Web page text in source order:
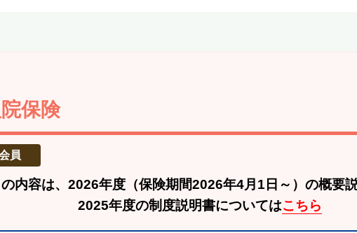
保険
員
の内容は、2026年度 （保険期間2026年4月1日～）の概要説
2025年度の制度説明書についてはこちら